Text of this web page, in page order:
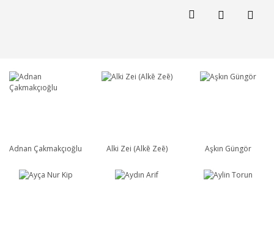
Adnan Çakmakçıoğlu Alki Zei (Alkē Zeē) Aşkın Güngör